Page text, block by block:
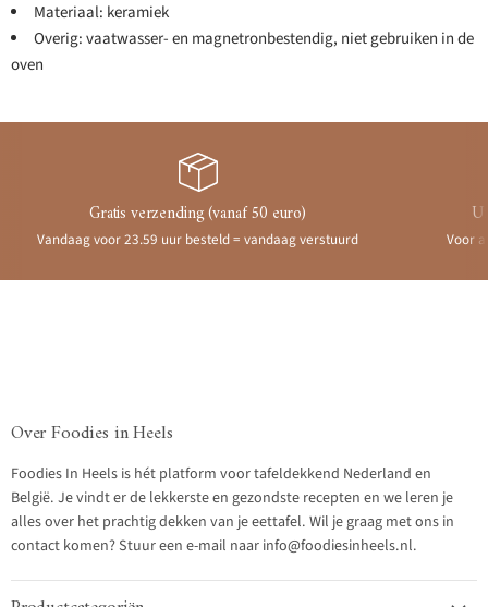
Materiaal: keramiek
Overig: vaatwasser- en magnetronbestendig, niet gebruiken in de
oven
Gratis verzending (vanaf 50 euro)
Vandaag voor 23.59 uur besteld = vandaag verstuurd Voor
Over Foodies in Heels
Foodies In Heels is hét platform voor tafeldekkend Nederland en
België. Je vindt er de lekkerste en gezondste recepten en we leren je
alles over het prachtig dekken van je eettafel. Wil je graag met ons in
contact komen? Stuur een e-mail naar info@foodiesinheels.nl.